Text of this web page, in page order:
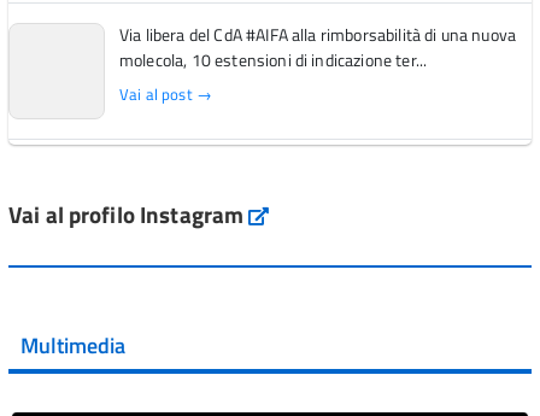
Via libera del CdA #AIFA alla rimborsabilità di una nuova
molecola, 10 estensioni di indicazione ter...
Vai al post →
Vai al post →
Vai al post →
Vai al profilo Instagram Instagram
Multimedia